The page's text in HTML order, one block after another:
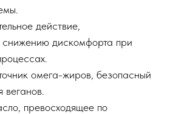
действие,
дискомфорта при
омега-жиров, безопасный
веганов.
превосходящее по